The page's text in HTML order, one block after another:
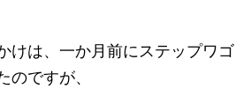
けは、一か月前にステップワゴ
のですが、